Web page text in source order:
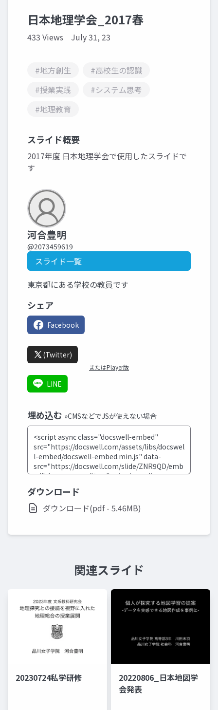
日本地理学会_2017春
433 Views July 31, 23
#地方創生
#高校生の認識
#授業実践
#システム思考
#地理教育
スライド概要
2017年度 日本地理学会で使用したスライドで
す
河合豊明
@2073459619
スライド一覧
東京都にある学校の教員です
シェア
Facebook
(Twitter)
またはPlayer版
LINE
埋め込む »CMSなどでJSが使えない場合
ダウンロード
ダウンロード(pdf - 5.46MB)
関連スライド
20230724私学研修
20220806_日本地図学
会発表